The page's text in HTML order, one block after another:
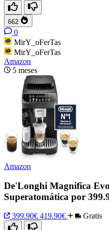
662
0
MirY_oFerTas
MirY_oFerTas
Amazon
5 meses
Amazon
De'Longhi Magnifica
Superatomática por
399.90€ 419.90€ Gratis